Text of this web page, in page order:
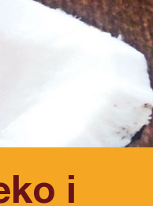
i